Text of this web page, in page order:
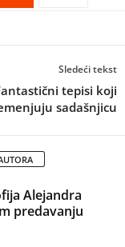
Sledeći tekst
tepisi koji
sadašnjicu
Alejandra
predavanju